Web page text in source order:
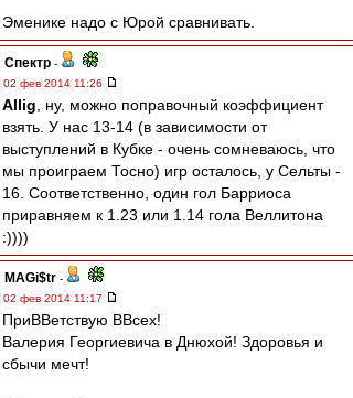
Эменике надо с Юрой сравнивать.
Спектр -
02 фев 2014 11:26
Allig , ну, можно поправочный коэффициент
взять. У нас 13-14 (в зависимости от
выступлений в Кубке - очень сомневаюсь, что
мы проиграем Тосно) игр осталось, у Сельты -
16. Соответственно, один гол Барриоса
приравняем к 1.23 или 1.14 гола Веллитона
:))))
MAGi$tr -
02 фев 2014 11:17
ПриВВетствую ВВсех!
Валерия Георгиевича в Днюхой! Здоровья и
сбычи мечт!